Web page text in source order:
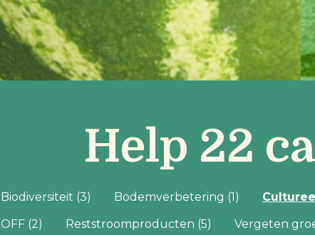
Help 22
Biodiversiteit (3) Bodemverbetering (1)
OFF (2) Reststroomproducten (5) Vergeten